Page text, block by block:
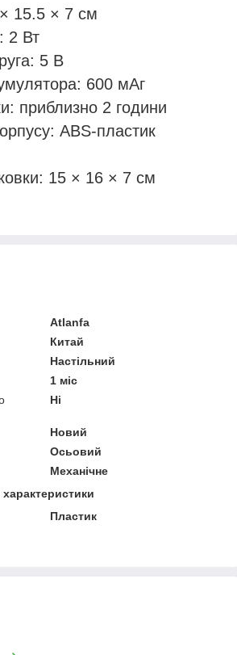
15.5 × 7 см
2 Вт
5 В
600 мАг
приблизно 2 години
ABS-пластик
15 × 16 × 7 см
Atlanfa
Китай
Настільний
1 міс
Ні
Новий
Осьовий
Механічне
характеристики
Пластик